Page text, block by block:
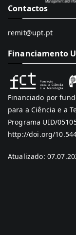
Contactos
remit@upt.pt
Financiamento
Financiado por
para a Ciência e a
Programa UID/
http://doi.org/
Atualizado: